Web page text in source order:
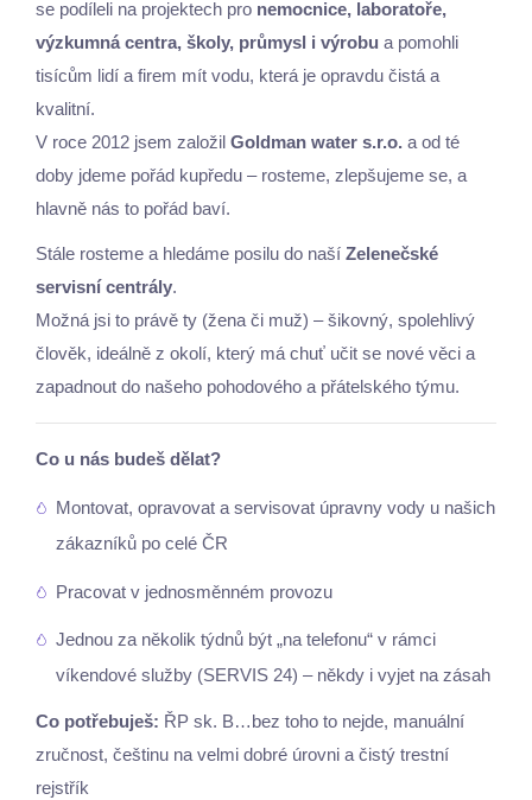
se podíleli na projektech pro nemocnice, laboratoře,
výzkumná centra, školy, průmysl i výrobu a pomohli
tisícům lidí a firem mít vodu, která je opravdu čistá a
kvalitní.
V roce 2012 jsem založil Goldman water s.r.o. a od té
doby jdeme pořád kupředu – rosteme, zlepšujeme se, a
hlavně nás to pořád baví.
Stále rosteme a hledáme posilu do naší Zelenečské
servisní centrály.
Možná jsi to právě ty (žena či muž) – šikovný, spolehlivý
člověk, ideálně z okolí, který má chuť učit se nové věci a
zapadnout do našeho pohodového a přátelského týmu.
Co u nás budeš dělat?
Montovat, opravovat a servisovat úpravny vody u našich
zákazníků po celé ČR
Pracovat v jednosměnném provozu
Jednou za několik týdnů být „na telefonu“ v rámci
víkendové služby (SERVIS 24) – někdy i vyjet na zásah
Co potřebuješ: ŘP sk. B…bez toho to nejde, manuální
zručnost, češtinu na velmi dobré úrovni a čistý trestní
rejstřík